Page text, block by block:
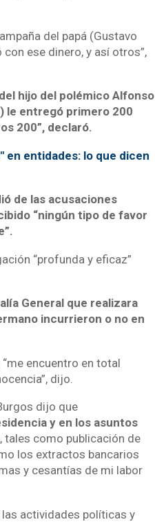
del papá (Gustavo
ese dinero, y así otros”,
hijo del polémico Alfonso
le entregó primero 200
200”, declaró.
en entidades: lo que dicen
de las acusaciones
“ningún tipo de favor
“profunda y eficaz”
General que realizara
incurrieron o no en
“me encuentro en total
dijo.
dijo que
y en los asuntos
, tales como publicación de
los extractos bancarios
y cesantías de mi labor
actividades políticas y